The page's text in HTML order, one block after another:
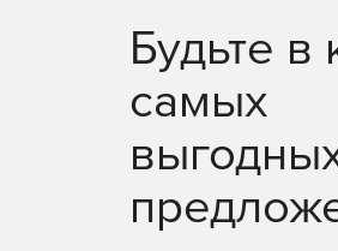
Будьте в
самых